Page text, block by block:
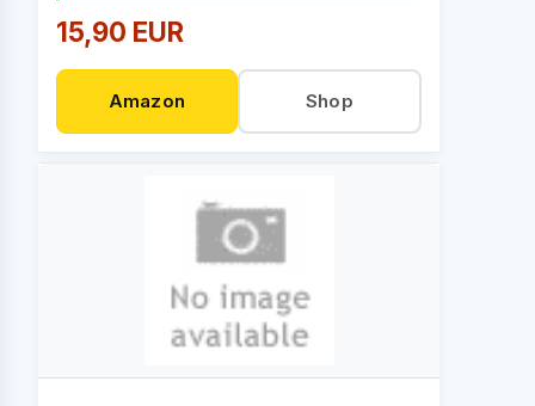
15,90 EUR
Amazon Shop